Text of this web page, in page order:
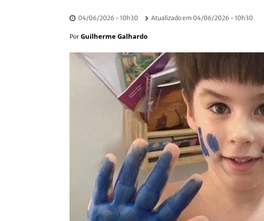
04/06/2026 - 10h30 Atualizado em 04/06/2026 - 10h30
Por Guilherme Galhardo